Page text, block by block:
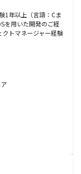
1年以上（言語：Cま
を用いた開発のご経
トマネージャー経験